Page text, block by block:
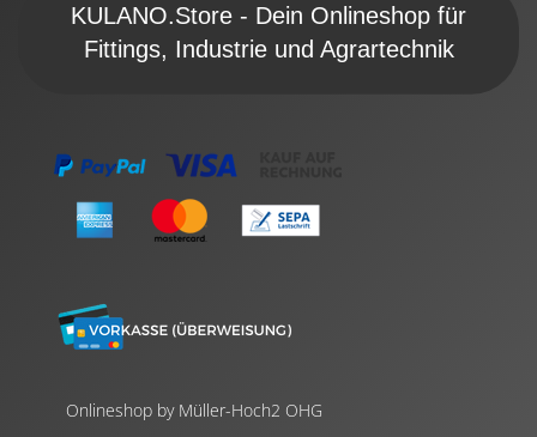
KULANO.Store - Dein Onlineshop für
Fittings, Industrie und Agrartechnik
Onlineshop by Müller-Hoch2 OHG